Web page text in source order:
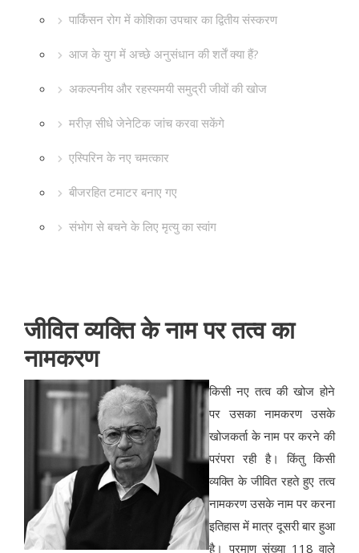
पार्किंसन रोग में कोशिका उपचार का द्वितीय संस्करण
आज के युग में अच्छे अनुसंधान की शर्तें क्या हैं?
अकल्पनीय और रहस्यमयी समुद्री जीवों की खोज
मरीज़ सीधे जेनेटिक जांच करवा सकेंगे
एस्पिरिन के नए चमत्कार
बीजरहित टमाटर बनाए गए
संभोग से बचने के लिए मृत्यु का स्वांग
जीवित व्यक्ति के नाम पर तत्व का
नामकरण
किसी नए तत्व की खोज होने
पर उसका नामकरण उसके
खोजकर्ता के नाम पर करने की
परंपरा रही है। किंतु किसी
व्यक्ति के जीवित रहते हुए तत्व
नामकरण उसके नाम पर करना
इतिहास में मात्र दूसरी बार हुआ
है। परमाणु संख्या 118 वाले